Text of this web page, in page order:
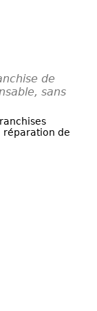
de
sans
réparation de